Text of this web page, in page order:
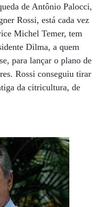
de Antônio Palocci,
Rossi, está cada vez
Michel Temer, tem
Dilma, a quem
para lançar o plano de
Rossi conseguiu tirar
da citricultura, de